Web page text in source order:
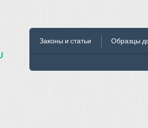
Законы и статьи Образцы